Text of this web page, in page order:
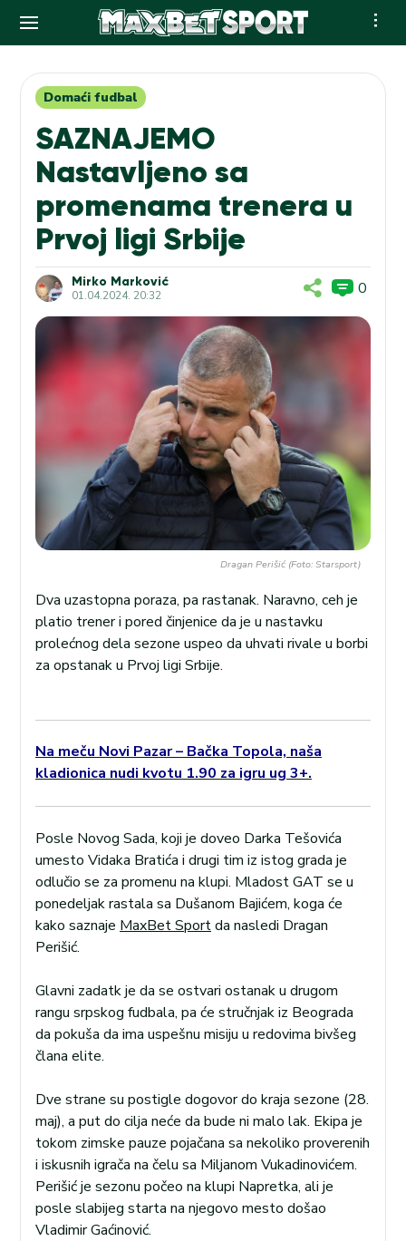
contentDomaći fudbal
SAZNAJEMO
Nastavljeno sa
promenama trenera u
Prvoj ligi Srbije
Mirko Marković
01.04.2024. 20:32 0
Dragan Perišić (Foto: Starsport)
Dva uzastopna poraza, pa rastanak. Naravno, ceh je
platio trener i pored činjenice da je u nastavku
prolećnog dela sezone uspeo da uhvati rivale u borbi
za opstanak u Prvoj ligi Srbije.
Na meču Novi Pazar – Bačka Topola, naša
kladionica nudi kvotu 1.90 za igru ug 3+.
Posle Novog Sada, koji je doveo Darka Tešovića
umesto Vidaka Bratića i drugi tim iz istog grada je
odlučio se za promenu na klupi. Mladost GAT se u
ponedeljak rastala sa Dušanom Bajićem, koga će
kako saznaje MaxBet Sportda nasledi Dragan
Perišić.
Glavni zadatk je da se ostvari ostanak u drugom
rangu srpskog fudbala, pa će stručnjak iz Beograda
da pokuša da ima uspešnu misiju u redovima bivšeg
člana elite.
Dve strane su postigle dogovor do kraja sezone (28.
maj), a put do cilja neće da bude ni malo lak. Ekipa je
tokom zimske pauze pojačana sa nekoliko proverenih
i iskusnih igrača na čelu sa Miljanom Vukadinovićem.
Perišić je sezonu počeo na klupi Napretka, ali je
posle slabijeg starta na njegovo mesto došao
Vladimir Gaćinović.